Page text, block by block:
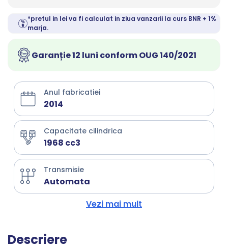
*pretul in lei va fi calculat in ziua vanzarii la curs BNR + 1%
marja.
Garanție 12 luni conform OUG 140/2021
Anul fabricatiei
2014
Capacitate cilindrica
1968 cc3
Transmisie
Automata
Vezi mai mult
Descriere